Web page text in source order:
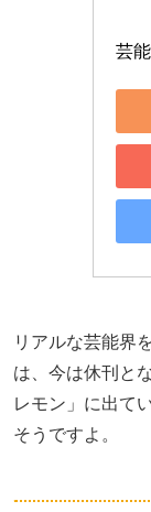
芸
リアルな芸能界
は、今は休刊と
レモン」に出て
そうですよ。